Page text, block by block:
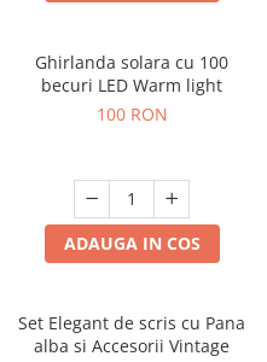
Ghirlanda solara cu 100
becuri LED Warm light
100 RON
ADAUGA IN COS
Set Elegant de scris cu Pana
alba si Accesorii Vintage